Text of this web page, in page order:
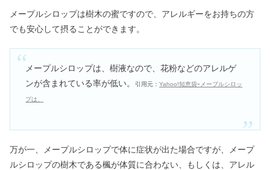
メープルシロップは樹木の蜜ですので、アレルギーをお持ちの方
でも安心して摂ることができます。
メープルシロップは、樹液なので、花粉などのアレルゲ
ンが含まれている率が低い。
引用元：Yahoo!知恵袋ｰメープルシロッ
プは、
万が一、メープルシロップで体に症状が出た場合ですが、メープ
ルシロップの樹木である楓が体質に合わない、もしくは、アレル